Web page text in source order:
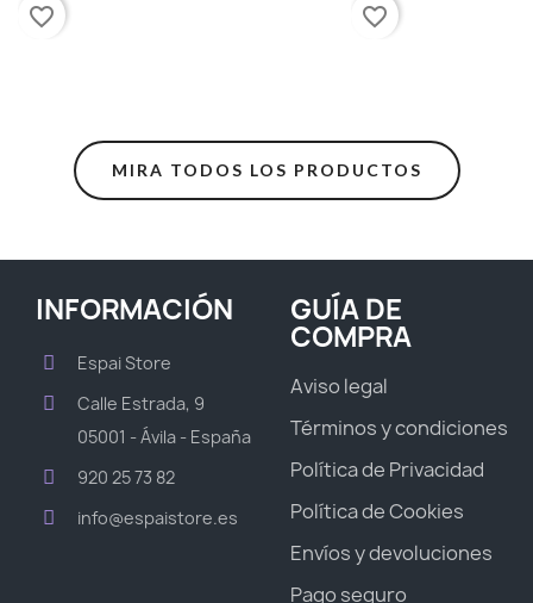
favorite_border favorite_border
MIRA TODOS LOS PRODUCTOS
INFORMACIÓN
Espai Store
Calle Estrada, 9
05001 - Ávila - España
920 25 73 82
info@espaistore.es
GUÍA DE
COMPRA
Aviso legal
Términos y condiciones
Política de Privacidad
Política de Cookies
Envíos y devoluciones
Pago seguro